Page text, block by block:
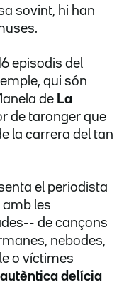
sovint, hi han
episodis del
qui són
de La
de taronger que
la carrera del tan
el periodista
les
de cançons
nebodes,
o víctimes
delícia